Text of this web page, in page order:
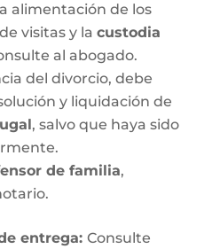
alimentación de los
visitas y la custodia
al abogado.
del divorcio, debe
y liquidación de
, salvo que haya sido
de familia,
entrega: Consulte